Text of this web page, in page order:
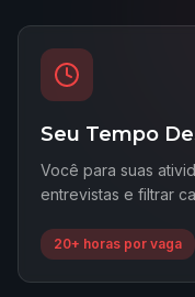
Seu Tempo
Você para suas
entrevistas e filtrar
20+ horas por vaga